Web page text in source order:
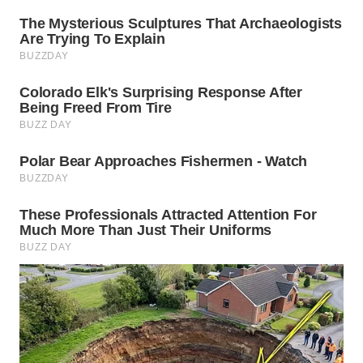
PRIANGAN
TIMUR
WN
SEMARANG
SOLO
WN
BOROBUDUR
WN
MADURA
WN
SURABAYA